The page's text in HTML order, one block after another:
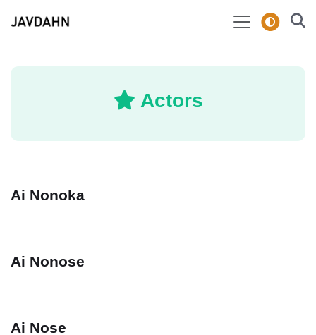
Actors
Ai Nonoka
Ai Nonose
Ai Nose